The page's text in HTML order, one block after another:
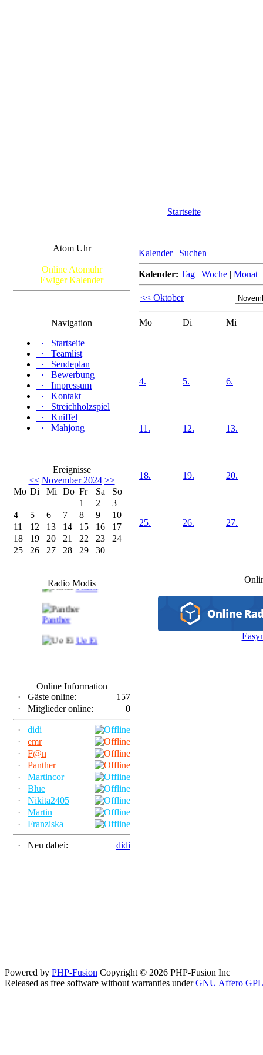
Startseite
Atom Uhr
Online Atomuhr
Ewiger Kalender
Navigation
·
Startseite
·
Teamlist
·
Sendeplan
·
Bewerbung
·
Impressum
·
Kontakt
·
Streichholzspiel
·
Kniffel
·
Mahjong
Ereignisse
<< November 2024 >>
Mo Di Mi Do Fr Sa
So
1
2
3
4
5 6 7 8 9
10
11
12 13 14 15 16
17
18
19 20 21 22 23
24
25
26 27 28 29 30
Radio Modis
Frank
Panther
Ue Ei
Online Information
·
Gäste online:
157
·
Mitglieder online: 0
·
didi
·
emr
·
F@n
·
Panther
·
Martincor
·
Blue
·
Nikita2405
·
Martin
·
Franziska
· Neu dabei: didi
Kalender | Suchen
Kalender: Tag | Woche | Monat
<< Oktober
Mo Di Mi
4. 5. 6.
11. 12. 13.
18. 19. 20.
25. 26. 27.
Powered by PHP-Fusion Copyright © 2026 PHP-Fusion Inc
Released as free software without warranties underGNU Affero GPL